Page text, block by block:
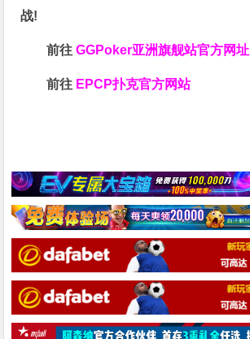
战!
前往GGPoker亚洲旗舰站官方网址
前往 EPCP扑克官方网站